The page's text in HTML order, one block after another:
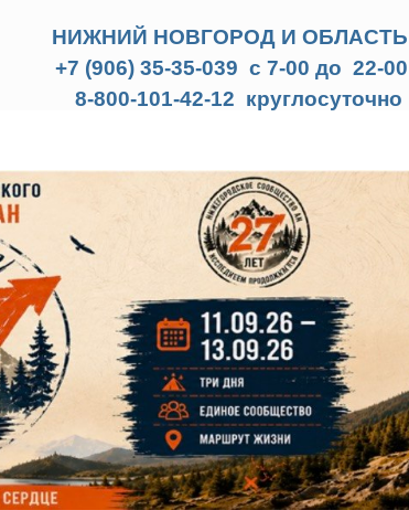
НИЖНИЙ НОВГОРОД И ОБЛАСТЬ
+7 (906) 35-35-039 с 7-00 до 22-00
8-800-101-42-12 круглосуточно